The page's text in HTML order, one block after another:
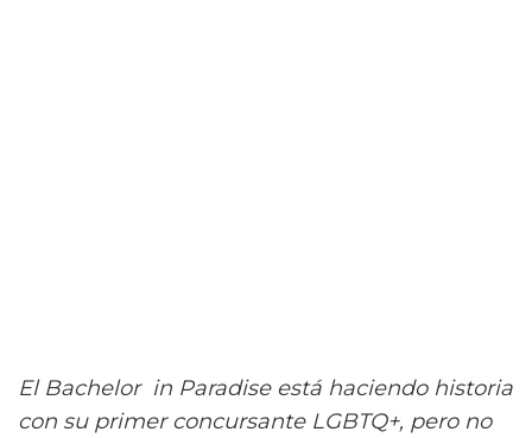
El Bachelor in Paradise está haciendo historia
con su primer concursante LGBTQ+, pero no